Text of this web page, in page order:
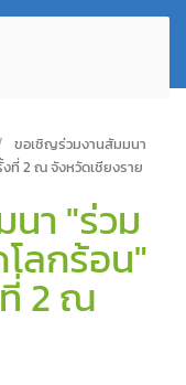
ขอเชิญร่วมงานสัมมนา
งที่ 2 ณ จังหวัดเชียงราย
า "ร่วม
ลกร้อน"
2 ณ